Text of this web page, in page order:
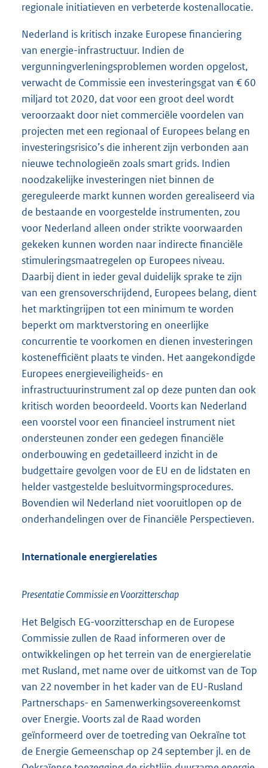
regionale initiatieven en verbeterde kostenallocatie.
Nederland is kritisch inzake Europese financiering
van energie-infrastructuur. Indien de
vergunningverleningsproblemen worden opgelost,
verwacht de Commissie een investeringsgat van € 60
miljard tot 2020, dat voor een groot deel wordt
veroorzaakt door niet commerciële voordelen van
projecten met een regionaal of Europees belang en
investeringsrisico’s die inherent zijn verbonden aan
nieuwe technologieën zoals smart grids. Indien
noodzakelijke investeringen niet binnen de
gereguleerde markt kunnen worden gerealiseerd via
de bestaande en voorgestelde instrumenten, zou
voor Nederland alleen onder strikte voorwaarden
gekeken kunnen worden naar indirecte financiële
stimuleringsmaatregelen op Europees niveau.
Daarbij dient in ieder geval duidelijk sprake te zijn
van een grensoverschrijdend, Europees belang, dient
het marktingrijpen tot een minimum te worden
beperkt om marktverstoring en oneerlijke
concurrentie te voorkomen en dienen investeringen
kostenefficiënt plaats te vinden. Het aangekondigde
Europees energieveiligheids- en
infrastructuurinstrument zal op deze punten dan ook
kritisch worden beoordeeld. Voorts kan Nederland
een voorstel voor een financieel instrument niet
ondersteunen zonder een gedegen financiële
onderbouwing en gedetailleerd inzicht in de
budgettaire gevolgen voor de EU en de lidstaten en
helder vastgestelde besluitvormingsprocedures.
Bovendien wil Nederland niet vooruitlopen op de
onderhandelingen over de Financiële Perspectieven.
Internationale energierelaties
Presentatie Commissie en Voorzitterschap
Het Belgisch EG-voorzitterschap en de Europese
Commissie zullen de Raad informeren over de
ontwikkelingen op het terrein van de energierelatie
met Rusland, met name over de uitkomst van de Top
van 22 november in het kader van de EU-Rusland
Partnerschaps- en Samenwerkingsovereenkomst
over Energie. Voorts zal de Raad worden
geïnformeerd over de toetreding van Oekraïne tot
de Energie Gemeenschap op 24 september jl. en de